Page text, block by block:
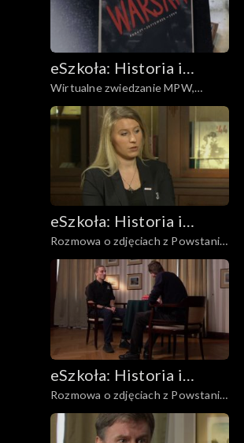
eSzkoła: Historia i
Literatura
Wirtualne zwiedzanie MPW,
Wielka Trójka
eSzkoła: Historia i
Literatura
Rozmowa o zdjęciach z Powstania,
Ofiary
eSzkoła: Historia i
Literatura
Rozmowa o zdjęciach z Powstania,
Pożary